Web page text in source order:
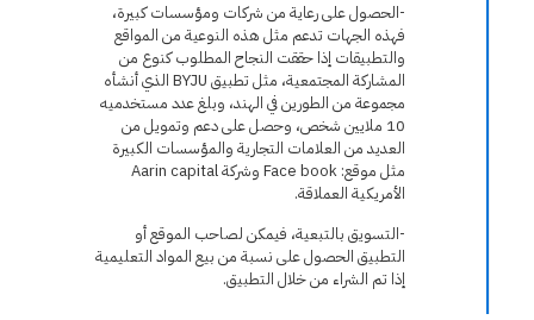
-الحصول على رعاية من شركات ومؤسسات كبيرة،
فهذه الجهات تدعم مثل هذه النوعية من المواقع
والتطبيقات إذا حققت النجاح المطلوب كنوع من
المشاركة المجتمعية، مثل تطبيق BYJU الذي أنشأه
مجموعة من الطورين في الهند، وبلغ عدد مستخدميه
10 ملايين شخص، وحصل على دعم وتمويل من
العديد من العلامات التجارية والمؤسسات الكبيرة
مثل موقع: Face book وشركة Aarin capital
الأمريكية العملاقة.
-التسويق بالتبعية، فيمكن لصاحب الموقع أو
التطبيق الحصول على نسبة من بيع المواد التعليمية
إذا تم الشراء من خلال التطبيق.